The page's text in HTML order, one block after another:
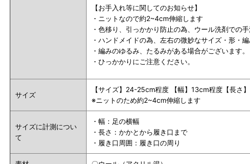
【お手入れ等に関してのお知らせ】
・ニットなので約2~4cm伸縮します
・色移り、引っかかり防止の為、ウール洗剤での
・ハンドメイドの為、左右の微妙なサイズ・形・
・編みのゆるみ、たるみがある場合がございます。
・ひっかかりにご注意ください。
サイズ
【サイズ】24-25cm程度 【幅】13cm程度【長さ
※ニットのため約2~4cm伸縮します
サイズに計測につい
て
・幅：足の横幅
・長さ：かかとから履き口まで
・履き口 周囲 ：履き口の周り